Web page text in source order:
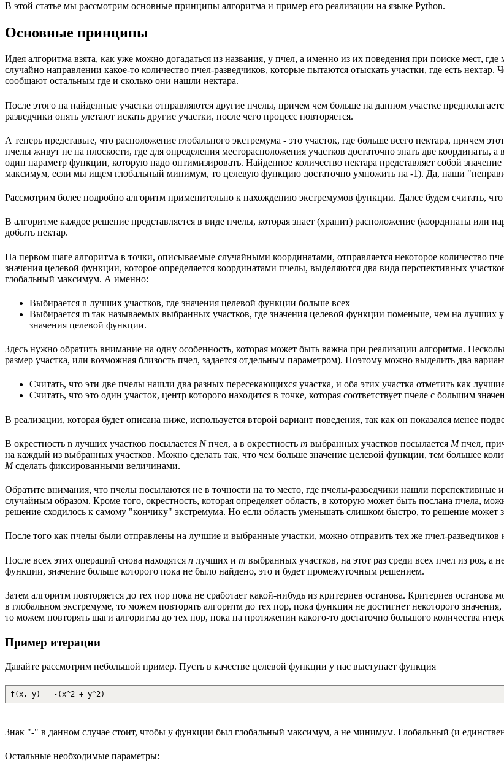
В этой статье мы рассмотрим основные принципы алгоритма и пример его реализации на языке Python.
Основные принципы
Идея алгоритма взята, как уже можно догадаться из названия, у пчел, а именно из их поведения при поиске мест,
случайно направлении какое-то количество пчел-разведчиков, которые пытаются отыскать участки, где есть
сообщают остальным где и сколько они нашли нектара.
После этого на найденные участки отправляются другие пчелы, причем чем больше на данном участке
разведчики опять улетают искать другие участки, после чего процесс повторяется.
А теперь представьте, что расположение глобального экстремума - это участок, где больше всего нектара, причем
пчелы живут не на плоскости, где для определения месторасположения участков достаточно знать две координаты,
один параметр функции, которую надо оптимизировать. Найденное количество нектара представляет собой
максимум, если мы ищем глобальный минимум, то целевую функцию достаточно умножить на -1). Да, наши
Рассмотрим более подробно алгоритм применительно к нахождению экстремумов функции. Далее будем считать,
В алгоритме каждое решение представляется в виде пчелы, которая знает (хранит) расположение (координаты или
добыть нектар.
На первом шаге алгоритма в точки, описываемые случайными координатами, отправляется некоторое количество
значения целевой функции, которое определяется координатами пчелы, выделяются два вида перспективных
глобальный максимум. А именно:
Выбирается n лучших участков, где значения целевой функции больше всех
Выбирается m так называемых выбранных участков, где значения целевой функции поменьше, чем на лучших
значения целевой функции.
Здесь нужно обратить внимание на одну особенность, которая может быть важна при реализации алгоритма.
размер участка, или возможная близость пчел, задается отдельным параметром). Поэтому можно выделить два
Считать, что эти две пчелы нашли два разных пересекающихся участка, и оба этих участка отметить как
Считать, что это один участок, центр которого находится в точке, которая соответствует пчеле с большим
В реализации, которая будет описана ниже, используется второй вариант поведения, так как он показался менее
В окрестность n лучших участков посылается Nпчел, а в окрестность m выбранных участков посылается Mпчел,
на каждый из выбранных участков. Можно сделать так, что чем больше значение целевой функции, тем большее
Mсделать фиксированными величинами.
Обратите внимания, что пчелы посылаются не в точности на то место, где пчелы-разведчики нашли перспективные
случайным образом. Кроме того, окрестность, которая определяет область, в которую может быть послана пчела,
решение сходилось к самому "кончику" экстремума. Но если область уменьшать слишком быстро, то решение может
После того как пчелы были отправлены на лучшие и выбранные участки, можно отправить тех же пчел-разведчиков
После всех этих операций снова находятся n лучших и m выбранных участков, на этот раз среди всех пчел из роя, а
функции, значение больше которого пока не было найдено, это и будет промежуточным решением.
Затем алгоритм повторяется до тех пор пока не сработает какой-нибудь из критериев останова. Критериев
в глобальном экстремуме, то можем повторять алгоритм до тех пор, пока функция не достигнет некоторого
то можем повторять шаги алгоритма до тех пор, пока на протяжении какого-то достаточно большого количества
Пример итерации
Давайте рассмотрим небольшой пример. Пусть в качестве целевой функции у нас выступает функция
f(x, y) = -(x^2 + y^2)
Знак "-" в данном случае стоит, чтобы у функции был глобальный максимум, а не минимум. Глобальный (и
Остальные необходимые параметры: